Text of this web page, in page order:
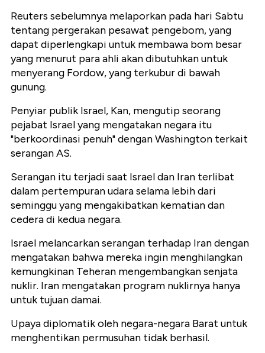
Reuters sebelumnya melaporkan pada hari Sabtu
tentang pergerakan pesawat pengebom, yang
dapat diperlengkapi untuk membawa bom besar
yang menurut para ahli akan dibutuhkan untuk
menyerang Fordow, yang terkubur di bawah
gunung.
Penyiar publik Israel, Kan, mengutip seorang
pejabat Israel yang mengatakan negara itu
"berkoordinasi penuh" dengan Washington terkait
serangan AS.
Serangan itu terjadi saat Israel dan Iran terlibat
dalam pertempuran udara selama lebih dari
seminggu yang mengakibatkan kematian dan
cedera di kedua negara.
Israel melancarkan serangan terhadap Iran dengan
mengatakan bahwa mereka ingin menghilangkan
kemungkinan Teheran mengembangkan senjata
nuklir. Iran mengatakan program nuklirnya hanya
untuk tujuan damai.
Upaya diplomatik oleh negara-negara Barat untuk
menghentikan permusuhan tidak berhasil.